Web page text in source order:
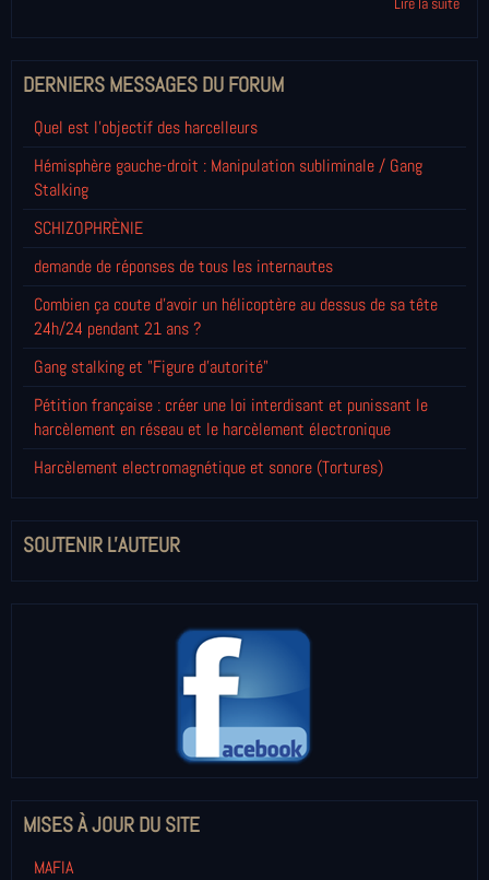
DERNIERS MESSAGES DU FORUM
Quel est l'objectif des harcelleurs
Hémisphère gauche-droit : Manipulation subliminale / Gang
Stalking
SCHIZOPHRÈNIE
demande de réponses de tous les internautes
Combien ça coute d'avoir un hélicoptère au dessus de sa tête
24h/24 pendant 21 ans ?
Gang stalking et "Figure d'autorité"
Pétition française : créer une loi interdisant et punissant le
harcèlement en réseau et le harcèlement électronique
Harcèlement electromagnétique et sonore (Tortures)
SOUTENIR L'AUTEUR
MISES À JOUR DU SITE
MAFIA